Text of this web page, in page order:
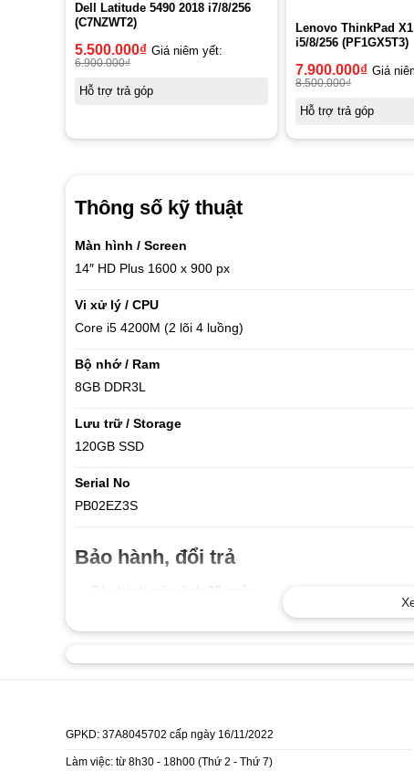
Dell Latitude 5490 2018 i7/8/256
(C7NZWT2)
5.500.000₫ Giá niêm yết:
6.900.000₫
Hỗ trợ trả góp
Lenovo ThinkPad
i5/8/256 (PF1GX5T3)
7.900.000₫ Giá
8.500.000₫
Hỗ trợ trả góp
Thông số kỹ thuật
Màn hình / Screen
14″ HD Plus1600 x 900 px
Vi xử lý / CPU
Core i5 4200M (2 lõi 4 luồng)
Bộ nhớ / Ram
8GB DDR3L
Lưu trữ / Storage
120GB SSD
Serial No
PB02EZ3S
Bảo hành, đổi trả
Bảo hành mặc định
30 ngày
Bảo trì vệ sinh miễn phí trọn đời máy
Tặng kèm túi xách hoặc chuột không
Miễn phí vận chuyển khi thanh toán
GPKD: 37A8045702 cấp ngày 16/11/2022
Làm việc: từ 8h30 - 18h00 (Thứ 2 - Thứ 7)